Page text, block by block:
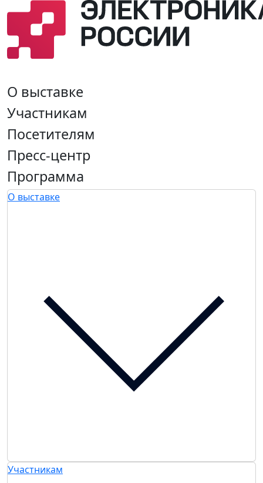
О выставке
Участникам
Посетителям
Пресс-центр
Программа
О выставке
Участникам